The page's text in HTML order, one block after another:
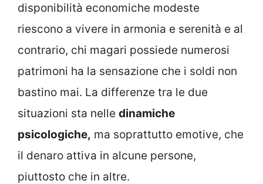
disponibilità economiche modeste
riescono a vivere in armonia e serenità e al
contrario, chi magari possiede numerosi
patrimoni ha la sensazione che i soldi non
bastino mai. La differenze tra le due
situazioni sta nelle dinamiche
psicologiche, ma soprattutto emotive, che
il denaro attiva in alcune persone,
piuttosto che in altre.